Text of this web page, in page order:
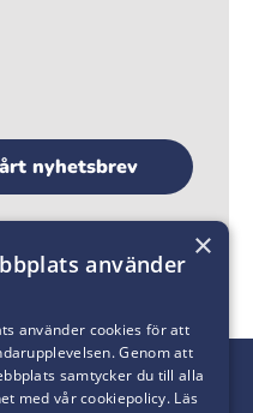
nyhetsbrev
×
använder
använder cookies för att
Genom att
samtycker du till alla
med vår cookiepolicy. Läs